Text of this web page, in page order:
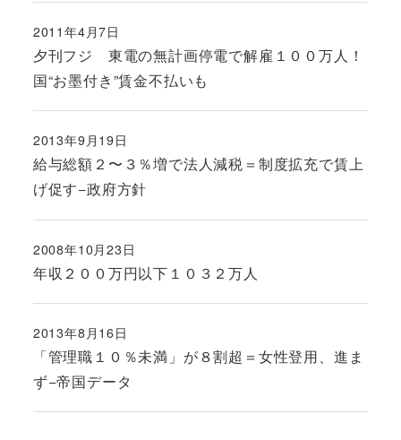
夕刊フジ 東電の無計画停電で解雇１００万人！
国“お墨付き”賃金不払いも
投稿日
2011年4月7日
給与総額２〜３％増で法人減税＝制度拡充で賃上
げ促す−政府方針
投稿日
2013年9月19日
年収２００万円以下１０３２万人
投稿日
2008年10月23日
「管理職１０％未満」が８割超＝女性登用、進ま
ず−帝国データ
投稿日
2013年8月16日